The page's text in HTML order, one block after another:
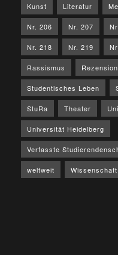
Kunst Literatur
Nr. 206 Nr. 207
Nr. 218 Nr. 219
Rassismus Rezension
Studentisches Leben
StuRa Theater
Universität Heidelberg
Verfasste
weltweit Wissenschaft